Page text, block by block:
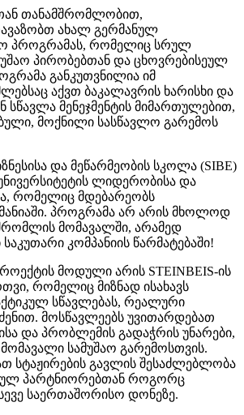
თან თანამშრომლობით,
ახალ გერმანულ
პროგრამას, რომელიც სრულ
პირობებთან და ცხოვრებისეულ
განკუთვნილია იმ
აქვთ ბაკალავრის ხარისხი და
მენეჯმენტის მიმართულებით,
მოქნილი სასწავლო გარემოს
და მეწარმეობის სკოლა (SIBE)
უნივერსიტეტის ლიდერობისა და
რომელიც მდებარეობს
პროგრამა არ არის მხოლოდ
მომავალში, არამედ
საკუთარი კომპანიის წარმატებაში!
მოდული არის STEINBEIS-ის
რომელიც მიზნად ისახავს
სწავლებას, რეალური
მოსწავლეებს უვითარდებათ
და პრობლემის გადაჭრის უნარები,
სამუშაო გარემოსთვის.
სტაჟირების გავლის შესაძლებლობა
პარტნიორებთან როგორც
საერთაშორისო დონეზე.